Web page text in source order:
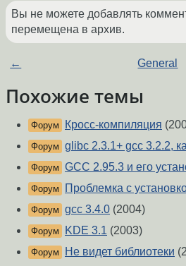
Вы не можете добавлять
перемещена в архив.
← General
Похожие темы
Форум Кросс-компиляция
Форум glibc 2.3.1+ gcc 3.2.2,
Форум GCC 2.95.3 и его
Форум Проблемка с
Форум gcc 3.4.0 (2004)
Форум KDE 3.1 (2003)
Форум Не видет библиотеки